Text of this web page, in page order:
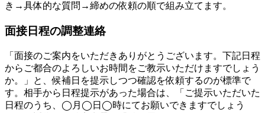
き→具体的な質問→締めの依頼の順で組み立てます。
面接日程の調整連絡
「面接のご案内をいただきありがとうございます。下記日程
からご都合のよろしいお時間をご教示いただけますでしょう
か。」と、候補日を提示しつつ確認を依頼するのが標準で
す。相手から日程提示があった場合は、「ご提示いただいた
日程のうち、◯月◯日◯時にてお願いできますでしょう